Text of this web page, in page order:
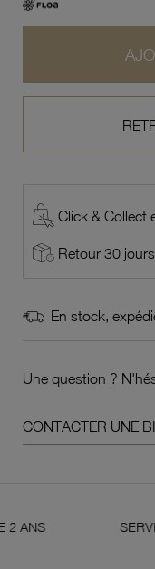
Click & Collect
Retour 30 jours
En stock,
Une question ?
CONTACTER UNE
SERVICES